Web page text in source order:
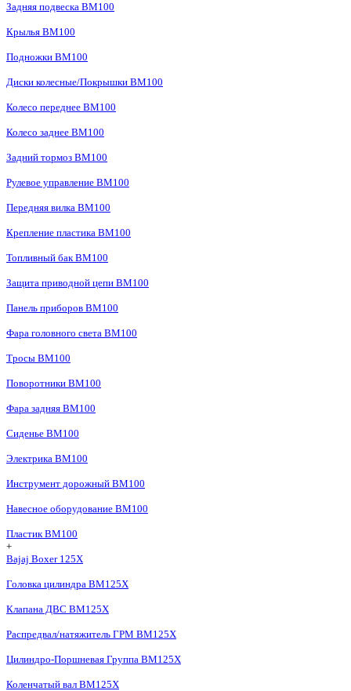
Задняя подвеска BM100
Крылья BM100
Подножки BM100
Диски колесные/Покрышки BM100
Колесо переднее BM100
Колесо заднее BM100
Задний тормоз BM100
Рулевое управление BM100
Передняя вилка BM100
Крепление пластика BM100
Топливный бак BM100
Защита приводной цепи BM100
Панель приборов BM100
Фара головного света BM100
Тросы BM100
Поворотники BM100
Фара задняя BM100
Сиденье BM100
Электрика BM100
Инструмент дорожный BM100
Навесное оборудование BM100
Пластик BM100
+
Bajaj Boxer 125X
Головка цилиндра BM125X
Клапана ДВС BM125X
Распредвал/натяжитель ГРМ BM125X
Цилиндро-Поршневая Группа BM125X
Коленчатый вал BM125X